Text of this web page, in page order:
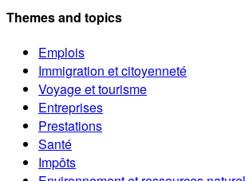
Themes and topics
Emplois
Immigration et citoyenneté
Voyage et tourisme
Entreprises
Prestations
Santé
Impôts